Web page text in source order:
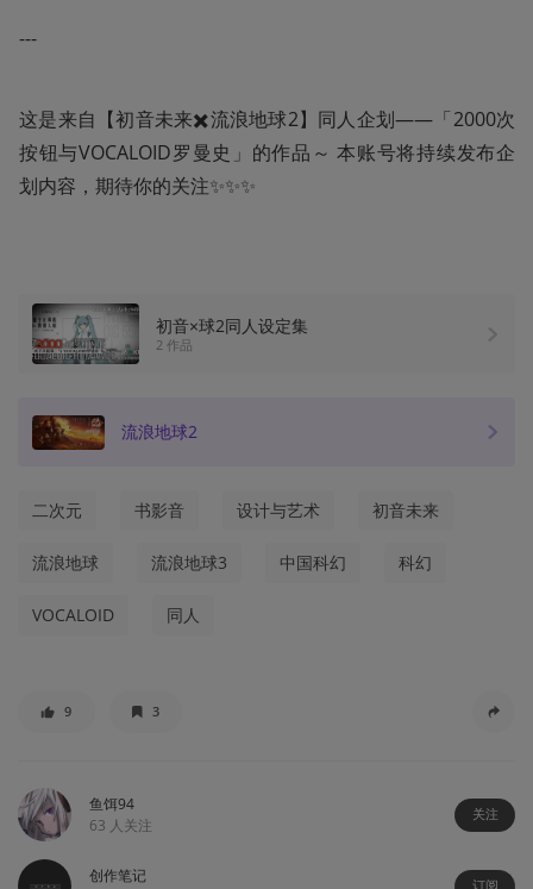
---
这是来自【初音未来✖️流浪地球2】同人企划——「2000次
按钮与VOCALOID罗曼史」的作品～ 本账号将持续发布企
划内容，期待你的关注✨✨✨
初音×球2同人设定集
2 作品
流浪地球2
二次元 书影音 设计与艺术 初音未来
流浪地球 流浪地球3 中国科幻 科幻
VOCALOID 同人
9 3
鱼饵94
63 人关注
关注
创作笔记